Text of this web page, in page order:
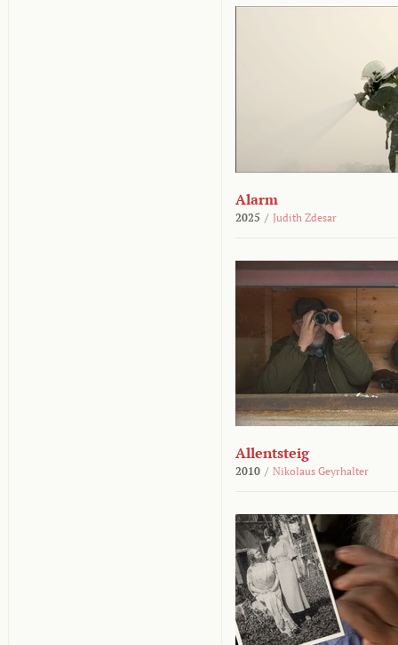
Alarm
2025 / Judith Zdesar
Allentsteig
2010 / Nikolaus Geyrhalter